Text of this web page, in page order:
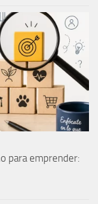
para emprender: